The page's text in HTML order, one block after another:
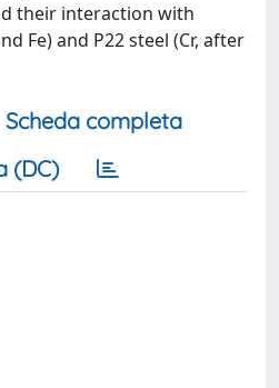
their interaction with
Fe) and P22 steel (Cr, after
Scheda completa
(DC)